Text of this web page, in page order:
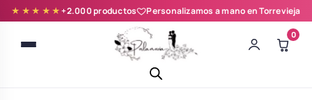
★★★★★+2.000 productos Personalizamos a mano en Torrevieja
0